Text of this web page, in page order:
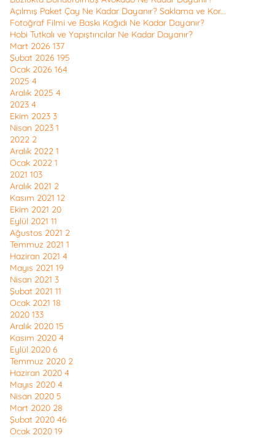
Açılmış Paket Çay Ne Kadar Dayanır? Saklama ve Kor...
Fotoğraf Filmi ve Baskı Kağıdı Ne Kadar Dayanır?
Hobi Tutkalı ve Yapıştırıcılar Ne Kadar Dayanır?
Mart 2026 137
Şubat 2026 195
Ocak 2026 164
2025 4
Aralık 2025 4
2023 4
Ekim 2023 3
Nisan 2023 1
2022 2
Aralık 2022 1
Ocak 2022 1
2021 103
Aralık 2021 2
Kasım 2021 12
Ekim 2021 20
Eylül 2021 11
Ağustos 2021 2
Temmuz 2021 1
Haziran 2021 4
Mayıs 2021 19
Nisan 2021 3
Şubat 2021 11
Ocak 2021 18
2020 133
Aralık 2020 15
Kasım 2020 4
Eylül 2020 6
Temmuz 2020 2
Haziran 2020 4
Mayıs 2020 4
Nisan 2020 5
Mart 2020 28
Şubat 2020 46
Ocak 2020 19